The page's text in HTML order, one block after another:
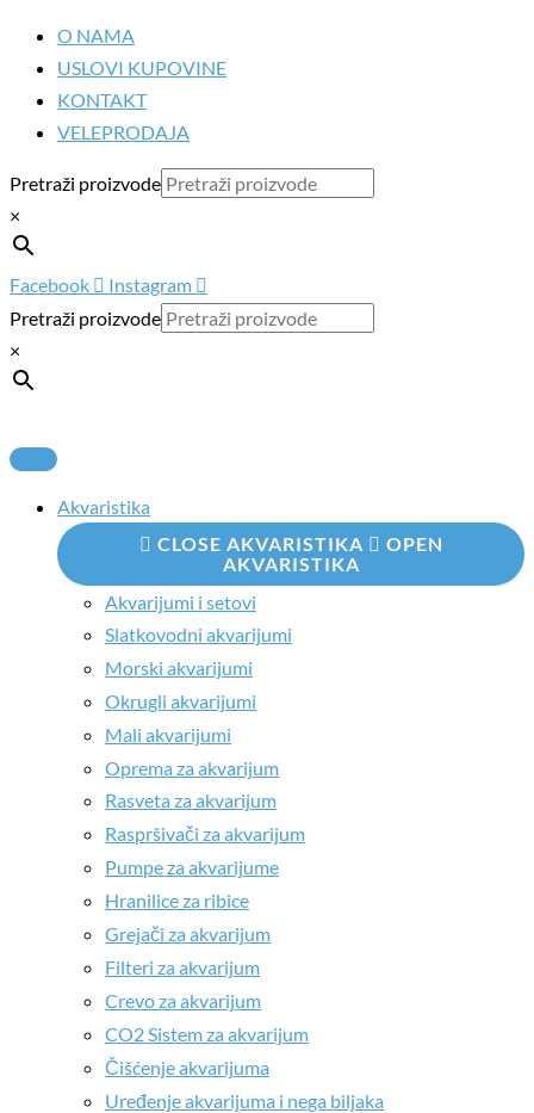
sadržaj
O NAMA
USLOVI KUPOVINE
KONTAKT
VELEPRODAJA
Pretraži proizvode
×
Facebook
Instagram
Pretraži proizvode
×
Akvaristika
CLOSE AKVARISTIKA
OPEN
AKVARISTIKA
Akvarijumi i setovi
Slatkovodni akvarijumi
Morski akvarijumi
Okrugli akvarijumi
Mali akvarijumi
Oprema za akvarijum
Rasveta za akvarijum
Raspršivači za akvarijum
Pumpe za akvarijume
Hranilice za ribice
Grejači za akvarijum
Filteri za akvarijum
Crevo za akvarijum
CO2 Sistem za akvarijum
Čišćenje akvarijuma
Uređenje akvarijuma i nega biljaka